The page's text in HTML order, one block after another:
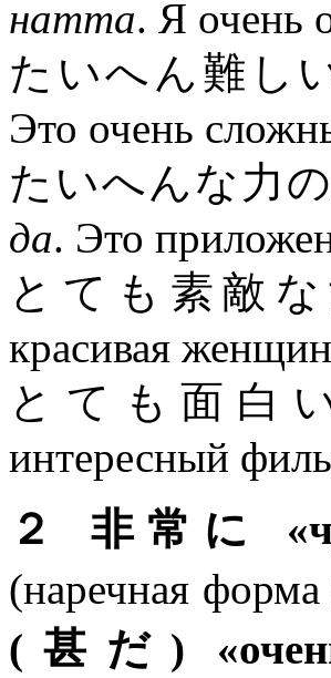
натта. Я очень
たいへん難し
Это очень
たいへんな力
да. Это
とても素敵
красивая
とても面白
интересный
２ 非常に
(наречная
(甚だ)